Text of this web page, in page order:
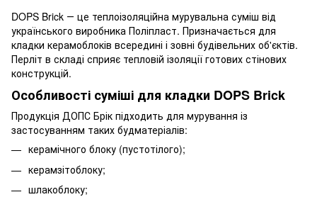
DOPS Brick ― це теплоізоляційна мурувальна суміш від
українського виробника Поліпласт. Призначається для
кладки керамоблоків всередині і зовні будівельних об'єктів.
Перліт в складі сприяє тепловій ізоляції готових стінових
конструкцій.
Особливості суміші для кладки DOPS Brick
Продукція ДОПС Брік підходить для мурування із
застосуванням таких будматеріалів:
керамічного блоку (пустотілого);
керамзітоблоку;
шлакоблоку;